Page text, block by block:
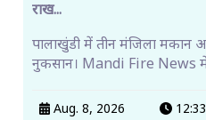
राख...
पालाखुंडी में तीन मंजिला
नुकसान। Mandi Fire News में
Aug. 8, 2026